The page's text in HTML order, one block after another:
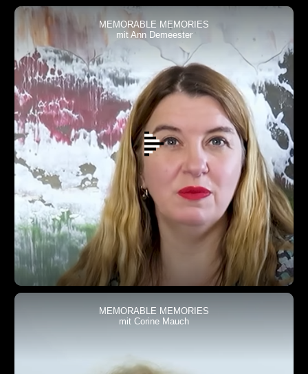
MEMORABLE MEMORIES
mit Ann Demeester
MEMORABLE MEMORIES
mit Corine Mauch